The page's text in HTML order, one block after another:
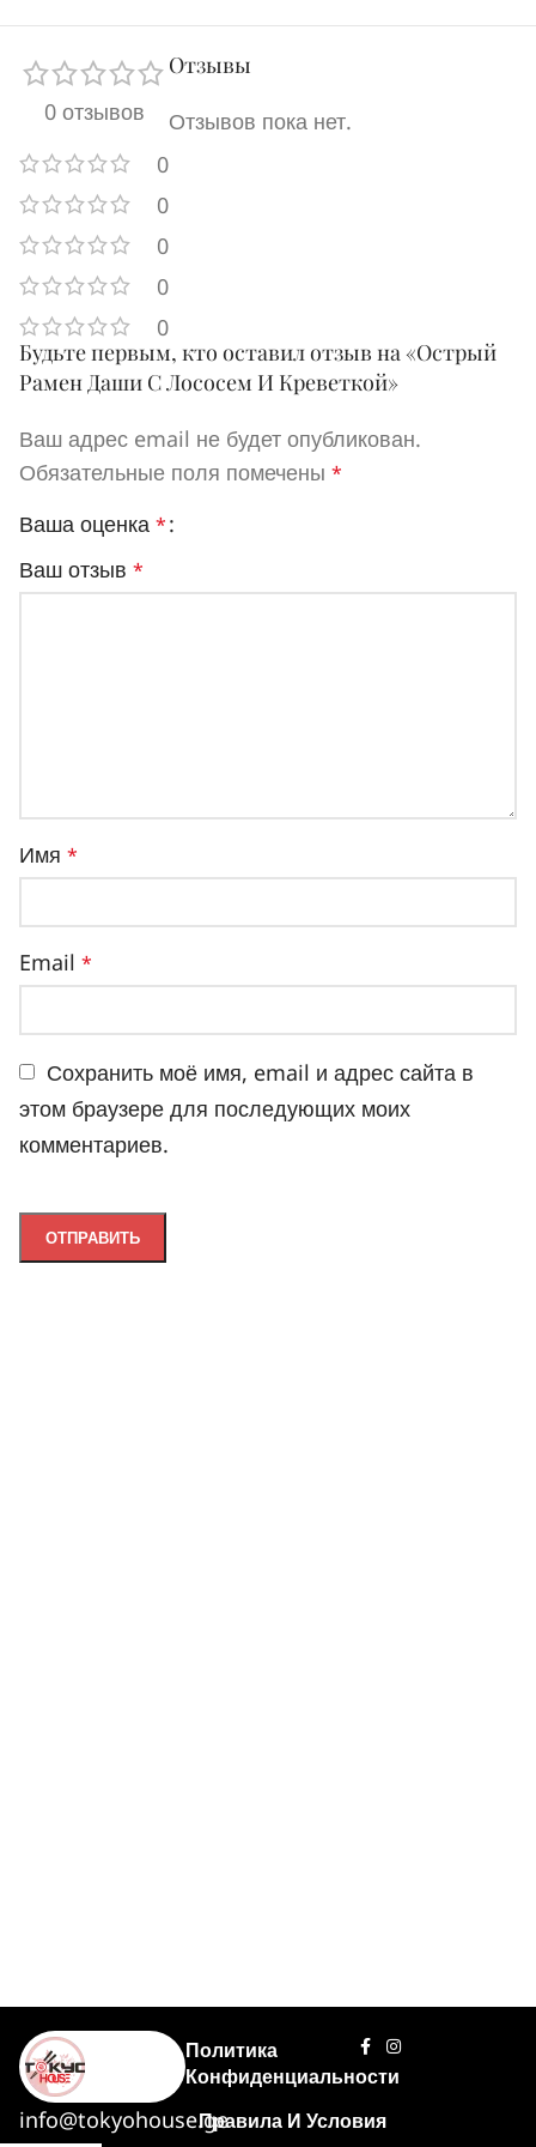
0 отзывов
0
0
0
0
0
Отзывы
Отзывов пока нет.
Будьте первым, кто оставил отзыв на «Острый
Рамен Даши С Лососем И Креветкой»
Ваш адрес email не будет опубликован.
Обязательные поля помечены *
Ваша оценка *
Ваш отзыв *
Имя *
Email *
Сохранить моё имя, email и адрес сайта в
этом браузере для последующих моих
комментариев.
info@tokyohouse.ge
Политика
Конфиденциальности
Правила И Условия